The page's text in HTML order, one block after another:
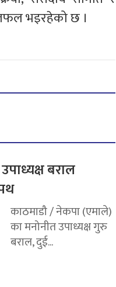
भइरहेको छ ।
बराल
काठमाडौ / नेकपा (एमाले)
का मनोनीत उपाध्यक्ष गुरु
बराल, दुई...